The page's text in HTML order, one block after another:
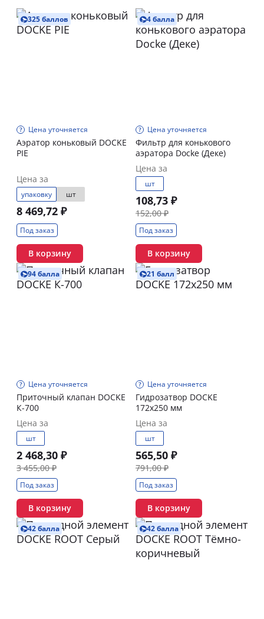
325 баллов
Цена уточняется
Аэратор коньковый DOCKE
PIE
Цена за
упаковку шт
8 469,72 ₽
Под заказ
В корзину
4 балла
Цена уточняется
Фильтр для конькового
аэратора Docke (Деке)
Цена за
шт
108,73 ₽
152,00 ₽
Под заказ
В корзину
94 балла
Цена уточняется
Приточный клапан DOCKE
К-700
Цена за
шт
2 468,30 ₽
3 455,00 ₽
Под заказ
В корзину
21 балл
Цена уточняется
Гидрозатвор DOCKE
172х250 мм
Цена за
шт
565,50 ₽
791,00 ₽
Под заказ
В корзину
42 балла 42 балла